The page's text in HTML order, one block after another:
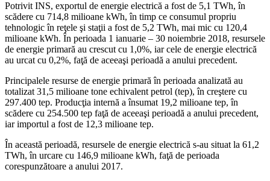
Potrivit INS, exportul de energie electrică a fost de 5,1 TWh, în
scădere cu 714,8 milioane kWh, în timp ce consumul propriu
tehnologic în reţele şi staţii a fost de 5,2 TWh, mai mic cu 120,4
milioane kWh. În perioada 1 ianuarie – 30 noiembrie 2018, resursele
de energie primară au crescut cu 1,0%, iar cele de energie electrică
au urcat cu 0,2%, faţă de aceeaşi perioadă a anului precedent.
Principalele resurse de energie primară în perioada analizată au
totalizat 31,5 milioane tone echivalent petrol (tep), în creştere cu
297.400 tep. Producţia internă a însumat 19,2 milioane tep, în
scădere cu 254.500 tep faţă de aceeaşi perioadă a anului precedent,
iar importul a fost de 12,3 milioane tep.
În această perioadă, resursele de energie electrică s-au situat la 61,2
TWh, în urcare cu 146,9 milioane kWh, faţă de perioada
corespunzătoare a anului 2017.